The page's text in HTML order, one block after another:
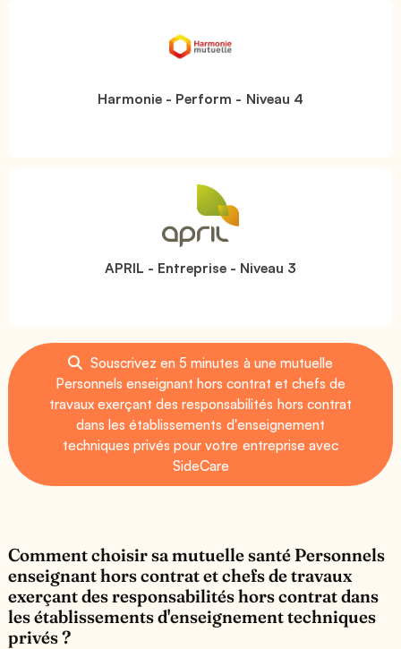
Harmonie - Perform - Niveau 4
APRIL - Entreprise - Niveau 3
Souscrivez en 5 minutes à une mutuelle
Personnels enseignant hors contrat et chefs de
travaux exerçant des responsabilités hors contrat
dans les établissements d'enseignement
techniques privés pour votre entreprise avec
SideCare
Comment choisir sa mutuelle santé Personnels
enseignant hors contrat et chefs de travaux
exerçant des responsabilités hors contrat dans
les établissements d'enseignement techniques
privés ?